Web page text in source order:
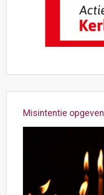
Misintentie opgeven